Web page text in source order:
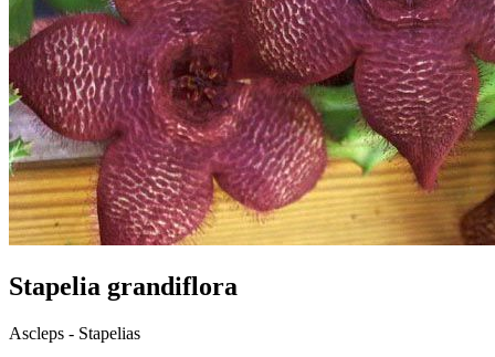
Stapelia grandiflora
Ascleps - Stapelias